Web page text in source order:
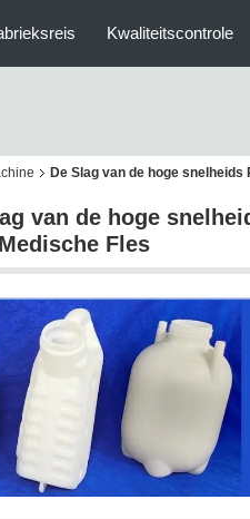
Kwaliteitscontrole
De Slag van de hoge
van de hoge
Fles